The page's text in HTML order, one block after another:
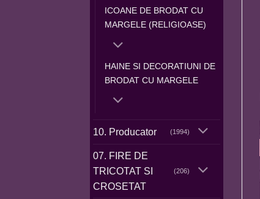
ICOANE DE BRODAT CU
MARGELE (RELIGIOASE)
HAINE SI DECORATIUNI DE
BRODAT CU MARGELE
10. Producator (1994)
07. FIRE DE
TRICOTAT SI
CROSETAT
(206)